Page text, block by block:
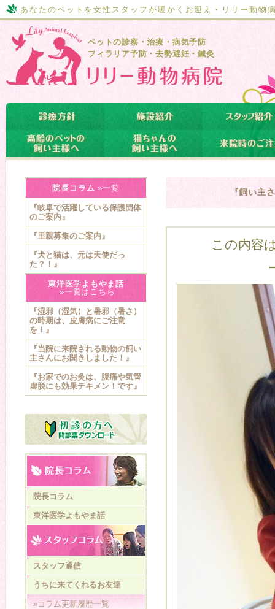
あなたのペットを女性スタッフが暖かくお迎え・リリー動物
ペットの診察・治療・病気予防
フィラリア予防・去勢避妊・鍼灸
『飼い主
この内容
院長コラム »一覧
『岐阜で活躍している保護団体
のご案内』
『里親募集のご案内』
『犬と猫は、元は天使だっ
た？！』
東洋医学よもやま話
»一覧はこちら
『湿邪（湿気）と暑邪（暑さ）
の時期は、皮膚病にご注意
を！』
『当院に来院される動物の飼い
主さんにお聞きしました！』
『お家でのお灸は、腹痛や気管
虚脱にも効果テキメン！です』
院長コラム
東洋医学よもやま話
スタッフ通信
うちに来てくれるお友達
»コラム更新履歴一覧